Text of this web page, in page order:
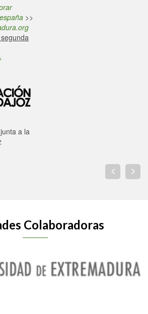
>>
a la
Colaboradoras